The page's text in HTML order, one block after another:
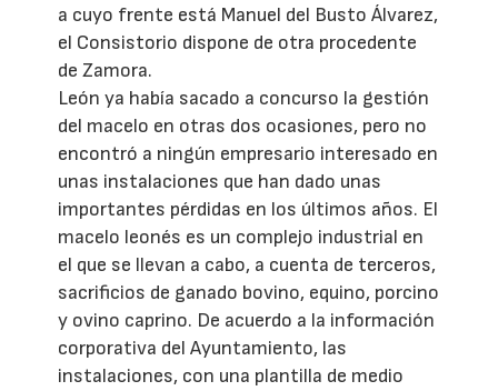
a cuyo frente está Manuel del Busto Álvarez,
el Consistorio dispone de otra procedente
de Zamora.
León ya había sacado a concurso la gestión
del macelo en otras dos ocasiones, pero no
encontró a ningún empresario interesado en
unas instalaciones que han dado unas
importantes pérdidas en los últimos años. El
macelo leonés es un complejo industrial en
el que se llevan a cabo, a cuenta de terceros,
sacrificios de ganado bovino, equino, porcino
y ovino caprino. De acuerdo a la información
corporativa del Ayuntamiento, las
instalaciones, con una plantilla de medio